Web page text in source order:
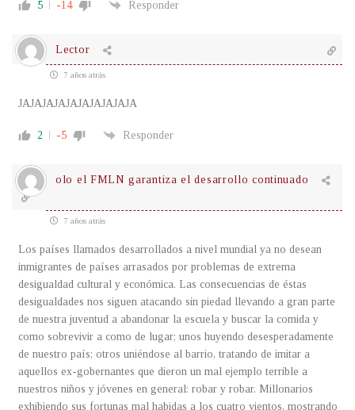
5 -14 Responder
Lector
7 años atrás
JAJAJAJAJAJAJAJAJAJA
2 -5 Responder
olo el FMLN garantiza el desarrollo continuado
7 años atrás
Los países llamados desarrollados a nivel mundial ya no desean
inmigrantes de países arrasados por problemas de extrema
desigualdad cultural y económica. Las consecuencias de éstas
desigualdades nos siguen atacando sin piedad llevando a gran parte
de nuestra juventud a abandonar la escuela y buscar la comida y
como sobrevivir a como de lugar; unos huyendo desesperadamente
de nuestro país; otros uniéndose al barrio, tratando de imitar a
aquellos ex-gobernantes que dieron un mal ejemplo terrible a
nuestros niños y jóvenes en general: robar y robar. Millonarios
exhibiendo sus fortunas mal habidas a los cuatro vientos, mostrando